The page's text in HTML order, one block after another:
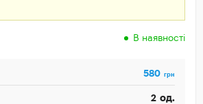
В наявності
580 грн
2 од.